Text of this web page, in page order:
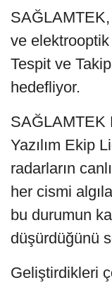
ve elektrooptik
Tespit ve
hedefliyor.
SAĞLAMTEK
Yazılım Ekip
radarların
her cismi
bu durumun
düşürdüğünü
Geliştirdikleri